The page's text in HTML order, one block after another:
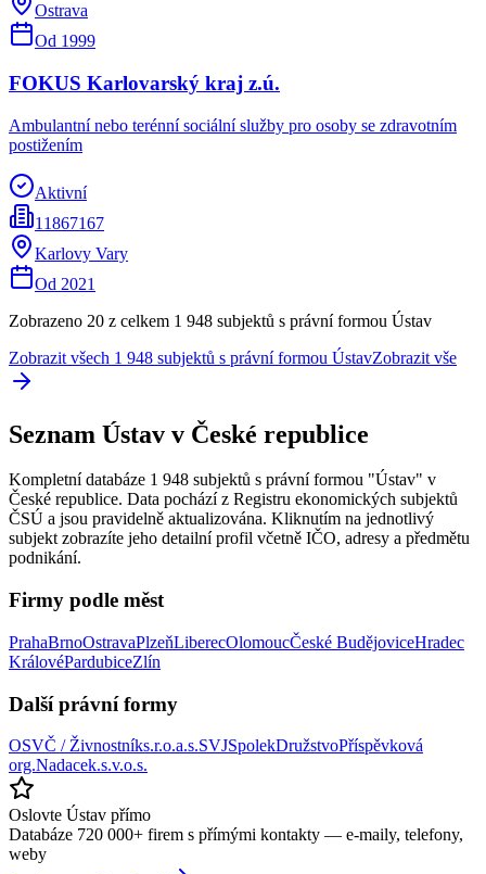
Ostrava
Od 1999
FOKUS Karlovarský kraj z.ú.
Ambulantní nebo terénní sociální služby pro osoby se zdravotním
postižením
Aktivní
11867167
Karlovy Vary
Od 2021
Zobrazeno 20 z celkem 1 948 subjektů s právní formou Ústav
Zobrazit všech 1 948 subjektů s právní formou ÚstavZobrazit vše
Seznam Ústav v České republice
Kompletní databáze 1 948 subjektů s právní formou "Ústav" v
České republice. Data pochází z Registru ekonomických subjektů
ČSÚ a jsou pravidelně aktualizována. Kliknutím na jednotlivý
subjekt zobrazíte jeho detailní profil včetně IČO, adresy a předmětu
podnikání.
Firmy podle měst
PrahaBrnoOstravaPlzeňLiberecOlomoucČeské BudějoviceHradec
KrálovéPardubiceZlín
Další právní formy
OSVČ / Živnostníks.r.o.a.s.SVJSpolekDružstvoPříspěvková
org.Nadacek.s.v.o.s.
Oslovte Ústav přímo
Databáze 720 000+ firem s přímými kontakty — e-maily, telefony,
weby